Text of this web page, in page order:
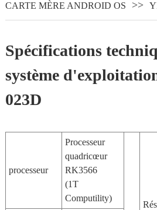
CARTE MÈRE ANDROID OS
Spécifications
système
023D
processeur
Processeur
quadricœur
RK3566
(1T
Computility)